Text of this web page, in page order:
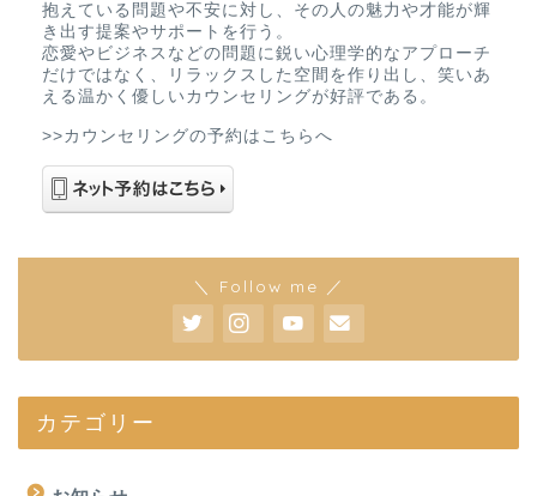
抱えている問題や不安に対し、その人の魅力や才能が輝
き出す提案やサポートを行う。
恋愛やビジネスなどの問題に鋭い心理学的なアプローチ
だけではなく、リラックスした空間を作り出し、笑いあ
える温かく優しいカウンセリングが好評である。
>>カウンセリングの予約はこちらへ
＼ Follow me ／
カテゴリー